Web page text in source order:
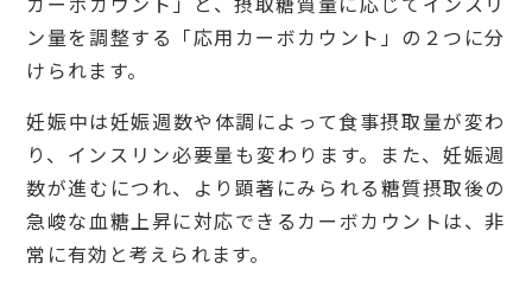
ン量を調整する「応用カーボカウント」の２つに分
けられます。
妊娠中は妊娠週数や体調によって食事摂取量が変わ
り、インスリン必要量も変わります。また、妊娠週
数が進むにつれ、より顕著にみられる糖質摂取後の
急峻な血糖上昇に対応できるカーボカウントは、非
常に有効と考えられます。